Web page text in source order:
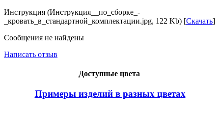
Инструкция (Инструкция__по_сборке_-
_кровать_в_стандартной_комплектации.jpg, 122 Kb) [Скачать]
Сообщения не найдены
Написать отзыв
Доступные цвета
Примеры изделий в разных цветах